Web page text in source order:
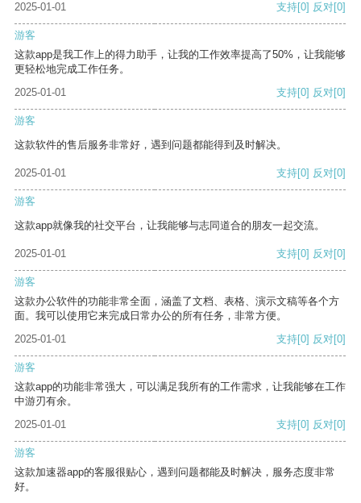
2025-01-01 支持[0] 反对[0]
游客
这款app是我工作上的得力助手，让我的工作效率提高了50%，让我能够
更轻松地完成工作任务。
2025-01-01
支持[0] 反对[0]
游客
这款软件的售后服务非常好，遇到问题都能得到及时解决。
2025-01-01 支持[0] 反对[0]
游客
这款app就像我的社交平台，让我能够与志同道合的朋友一起交流。
2025-01-01 支持[0] 反对[0]
游客
这款办公软件的功能非常全面，涵盖了文档、表格、演示文稿等各个方
面。我可以使用它来完成日常办公的所有任务，非常方便。
2025-01-01
支持[0] 反对[0]
游客
这款app的功能非常强大，可以满足我所有的工作需求，让我能够在工作
中游刃有余。
2025-01-01
支持[0] 反对[0]
游客
这款加速器app的客服很贴心，遇到问题都能及时解决，服务态度非常
好。